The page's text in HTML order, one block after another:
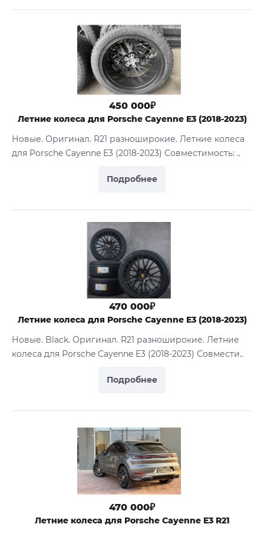
Подробнее
450 000₽
Летние колеса для Porsche Cayenne E3 (2018-2023)
Новые. Оригинал. R21 разноширокие. Летние колеса
для Porsche Cayenne E3 (2018-2023) Совместимость: ..
Подробнее
470 000₽
Летние колеса для Porsche Cayenne E3 (2018-2023)
Новые. Black. Оригинал. R21 разноширокие. Летние
колеса для Porsche Cayenne E3 (2018-2023) Совмести..
470 000₽
Летние колеса для Porsche Cayenne E3 R21